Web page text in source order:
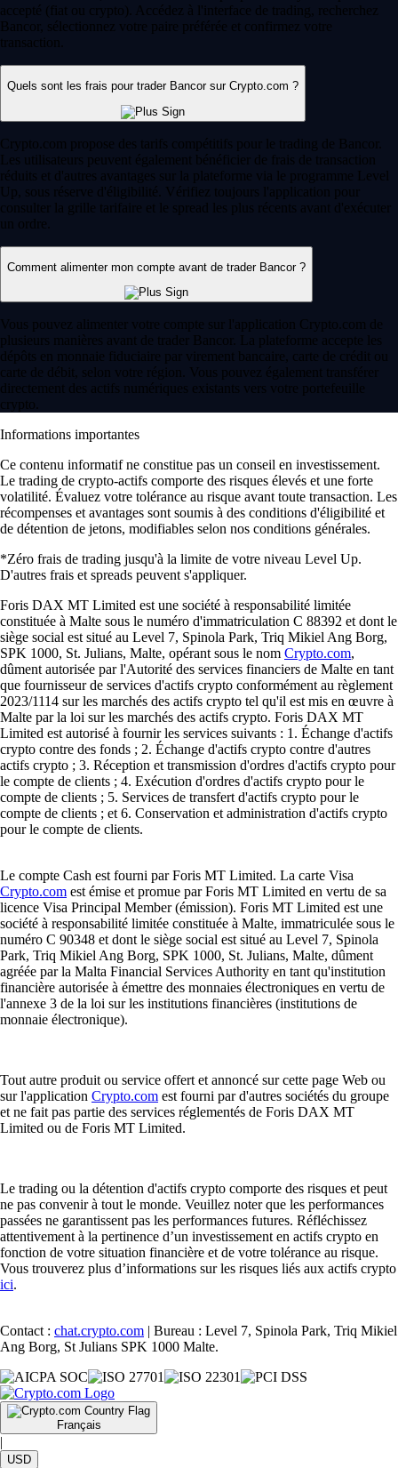
accepté (fiat ou crypto). Accédez à l'interface de trading, recherchez
Bancor, sélectionnez votre paire préférée et confirmez votre
transaction.
Quels sont les frais pour trader Bancor sur Crypto.com ?
Crypto.com propose des tarifs compétitifs pour le trading de Bancor.
Les utilisateurs peuvent également bénéficier de frais de transaction
réduits et d'autres avantages sur la plateforme via le programme Level
Up, sous réserve d'éligibilité. Vérifiez toujours l'application pour
consulter la grille tarifaire et le spread les plus récents avant d'exécuter
un ordre.
Comment alimenter mon compte avant de trader Bancor ?
Vous pouvez alimenter votre compte sur l'application Crypto.com de
plusieurs manières avant de trader Bancor. La plateforme accepte les
dépôts en monnaie fiduciaire par virement bancaire, carte de crédit ou
carte de débit, selon votre région. Vous pouvez également transférer
directement des actifs numériques existants vers votre portefeuille
crypto.
Informations importantes
Ce contenu informatif ne constitue pas un conseil en investissement.
Le trading de crypto-actifs comporte des risques élevés et une forte
volatilité. Évaluez votre tolérance au risque avant toute transaction. Les
récompenses et avantages sont soumis à des conditions d'éligibilité et
de détention de jetons, modifiables selon nos conditions générales.
*Zéro frais de trading jusqu'à la limite de votre niveau Level Up.
D'autres frais et spreads peuvent s'appliquer.
Foris DAX MT Limited est une société à responsabilité limitée
constituée à Malte sous le numéro d'immatriculation C 88392 et dont le
siège social est situé au Level 7, Spinola Park, Triq Mikiel Ang Borg,
SPK 1000, St. Julians, Malte, opérant sous le nom Crypto.com,
dûment autorisée par l'Autorité des services financiers de Malte en tant
que fournisseur de services d'actifs crypto conformément au règlement
2023/1114 sur les marchés des actifs crypto tel qu'il est mis en œuvre à
Malte par la loi sur les marchés des actifs crypto. Foris DAX MT
Limited est autorisé à fournir les services suivants : 1. Échange d'actifs
crypto contre des fonds ; 2. Échange d'actifs crypto contre d'autres
actifs crypto ; 3. Réception et transmission d'ordres d'actifs crypto pour
le compte de clients ; 4. Exécution d'ordres d'actifs crypto pour le
compte de clients ; 5. Services de transfert d'actifs crypto pour le
compte de clients ; et 6. Conservation et administration d'actifs crypto
pour le compte de clients.
Le compte Cash est fourni par Foris MT Limited. La carte Visa
Crypto.com est émise et promue par Foris MT Limited en vertu de sa
licence Visa Principal Member (émission). Foris MT Limited est une
société à responsabilité limitée constituée à Malte, immatriculée sous le
numéro C 90348 et dont le siège social est situé au Level 7, Spinola
Park, Triq Mikiel Ang Borg, SPK 1000, St. Julians, Malte, dûment
agréée par la Malta Financial Services Authority en tant qu'institution
financière autorisée à émettre des monnaies électroniques en vertu de
l'annexe 3 de la loi sur les institutions financières (institutions de
monnaie électronique).
Tout autre produit ou service offert et annoncé sur cette page Web ou
sur l'application Crypto.com est fourni par d'autres sociétés du groupe
et ne fait pas partie des services réglementés de Foris DAX MT
Limited ou de Foris MT Limited.
Le trading ou la détention d'actifs crypto comporte des risques et peut
ne pas convenir à tout le monde. Veuillez noter que les performances
passées ne garantissent pas les performances futures. Réfléchissez
attentivement à la pertinence d’un investissement en actifs crypto en
fonction de votre situation financière et de votre tolérance au risque.
Vous trouverez plus d’informations sur les risques liés aux actifs crypto
ici.
Contact : chat.crypto.com | Bureau : Level 7, Spinola Park, Triq Mikiel
Ang Borg, St Julians SPK 1000 Malte.
Français
|
USD